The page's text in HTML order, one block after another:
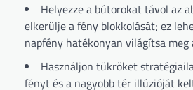
Helyezze a bútorokat távol az
elkerülje a fény blokkolását; ez
napfény hatékonyan világítsa meg
Használjon tükröket
fényt és a nagyobb tér illúzióját